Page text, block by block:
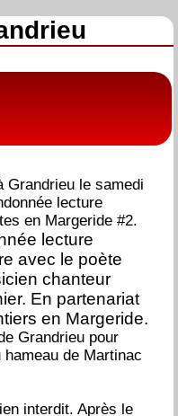
Grandrieu le samedi
lecture
en Margeride #2.
lecture
avec le poète
chanteur
En partenariat
en Margeride.
Grandrieu pour
de Martinac
interdit. Après le